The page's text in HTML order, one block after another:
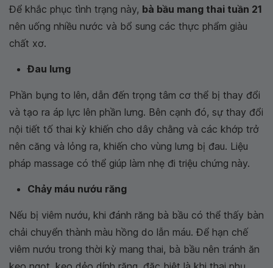
Để khắc phục tình trạng này, bà bầu mang thai tuần 21
nên uống nhiều nước và bổ sung các thực phẩm giàu
chất xơ.
Đau lưng
Phần bụng to lên, dẫn đến trọng tâm cơ thể bị thay đổi
và tạo ra áp lực lên phần lưng. Bên cạnh đó, sự thay đổi
nội tiết tố thai kỳ khiến cho dây chằng và các khớp trở
nên căng và lỏng ra, khiến cho vùng lưng bị đau. Liệu
pháp massage có thể giúp làm nhẹ đi triệu chứng này.
Chảy máu nướu răng
Nếu bị viêm nướu, khi đánh răng bà bầu có thể thấy bàn
chải chuyển thành màu hồng do lẫn máu. Để hạn chế
viêm nướu trong thời kỳ mang thai, bà bầu nên tránh ăn